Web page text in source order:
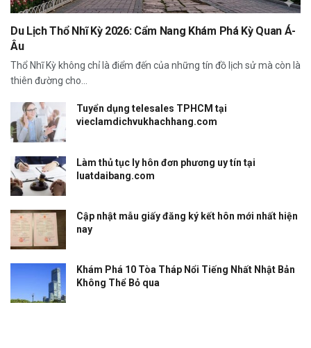
Du Lịch Thổ Nhĩ Kỳ 2026: Cẩm Nang Khám Phá Kỳ Quan Á-
Âu
Thổ Nhĩ Kỳ không chỉ là điểm đến của những tín đồ lịch sử mà còn là
thiên đường cho...
Tuyển dụng telesales TPHCM tại
vieclamdichvukhachhang.com
Làm thủ tục ly hôn đơn phương uy tín tại
luatdaibang.com
Cập nhật mẫu giấy đăng ký kết hôn mới nhất hiện
nay
Khám Phá 10 Tòa Tháp Nổi Tiếng Nhất Nhật Bản
Không Thể Bỏ qua